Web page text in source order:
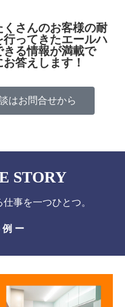
さんのお客様の耐
ってきたエールハ
る情報が満載で
答えします！
はお問合せから
STORY
事を一つひとつ。
例 ー